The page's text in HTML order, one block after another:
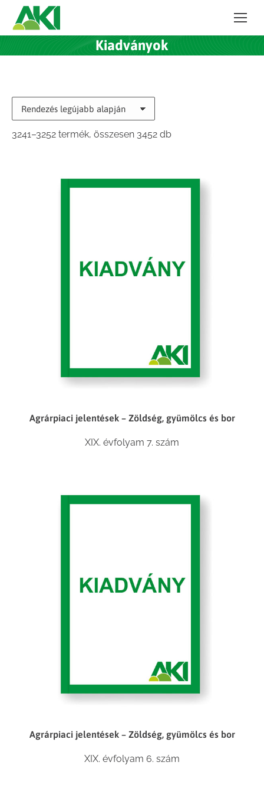
Kiadványok
3241–3252 termék, összesen 3452 dbSorted
Agrárpiaci jelentések – Zöldség, gyümölcs és bor
XIX. évfolyam 7. szám
Agrárpiaci jelentések – Zöldség, gyümölcs és bor
XIX. évfolyam 6. szám